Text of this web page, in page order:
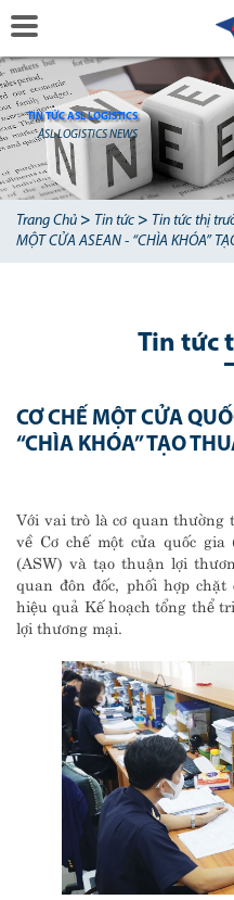
TIN TỨC ASL LOGISTICS
ASL LOGISTICS NEWS
Trang Chủ > Tin tức > Tin tức thị
MỘT CỬA ASEAN - “CHÌA KHÓA”
Tin tức
CƠ CHẾ MỘT CỬA
“CHÌA KHÓA” TẠO
Với vai trò là cơ quan thường
về Cơ chế một cửa quốc gia
(ASW) và tạo thuận lợi
quan đôn đốc, phối hợp
hiệu quả Kế hoạch tổng thể
lợi thương mại.